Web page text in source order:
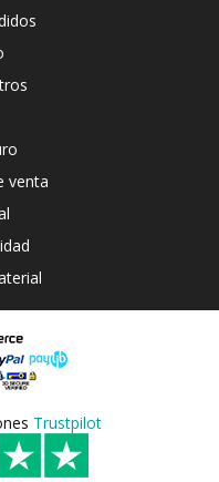
venta
Trustpilot